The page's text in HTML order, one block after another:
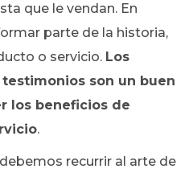
que le vendan. En
parte de la historia,
o servicio. Los
son un buen
los beneficios de
.
recurrir al arte de